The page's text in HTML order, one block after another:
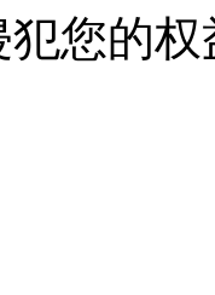
您的